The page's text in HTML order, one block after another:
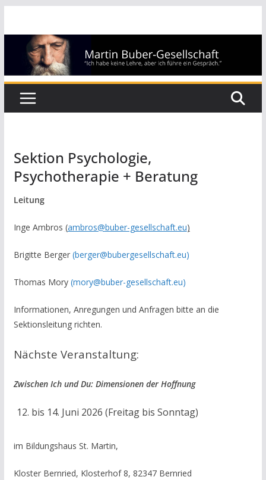
springen
Sektion Psychologie,
Psychotherapie + Beratung
Leitung
Inge Ambros (ambros@buber-gesellschaft.eu)
Brigitte Berger (berger@bubergesellschaft.eu)
Thomas Mory (mory@buber-gesellschaft.eu)
Informationen, Anregungen und Anfragen bitte an die
Sektionsleitung richten.
Nächste Veranstaltung:
Zwischen Ich und Du: Dimensionen der Hoffnung
bis 14. Juni 2026 (Freitag bis Sonntag)
im Bildungshaus St. Martin,
Kloster Bernried, Klosterhof 8, 82347 Bernried